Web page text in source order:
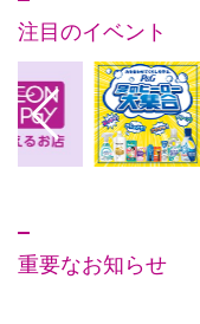
注目のイベント
重要なお知らせ